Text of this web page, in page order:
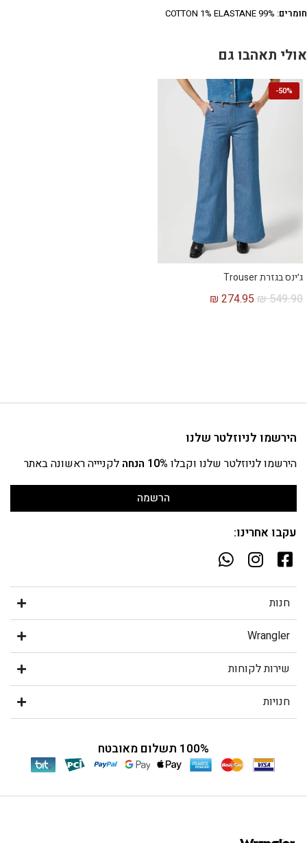
חומרים: 99% COTTON 1% ELASTANE
אולי תאהבו גם
50%
-
ג׳ינס בגזרת Trouser
₪549.90
₪ 274.95
הירשמו לניוזלטר שלנו
הירשמו לניוזלטר שלנו וקבלו 10% הנחה לקניייה ראשונה באתר
הרשמה
עקבו אחרינו:
חנות
Wrangler
שירות לקוחות
חנויות
100% תשלום מאובטח